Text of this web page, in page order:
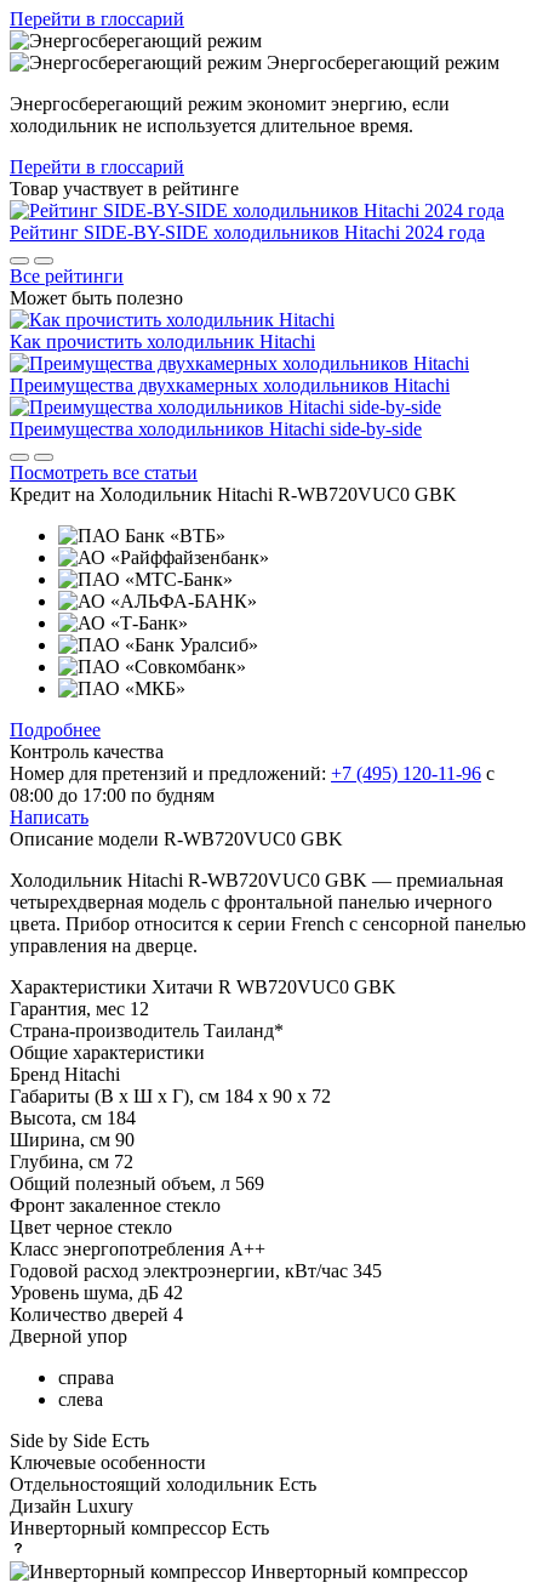
Перейти в глоссарий
Энергосберегающий режим
Энергосберегающий режим экономит энергию, если
холодильник не используется длительное время.
Перейти в глоссарий
Товар участвует в рейтинге
Рейтинг SIDE-BY-SIDE холодильников Hitachi 2024 года
Все рейтинги
Может быть полезно
Как прочистить холодильник Hitachi
Преимущества двухкамерных холодильников Hitachi
Преимущества холодильников Hitachi side-by-side
Посмотреть все статьи
Кредит на Холодильник Hitachi R-WB720VUC0 GBK
Подробнее
Контроль качества
Номер для претензий и предложений: +7 (495) 120-11-96 с
08:00 до 17:00 по будням
Написать
Описание модели R-WB720VUC0 GBK
Холодильник Hitachi R-WB720VUC0 GBK — премиальная
четырехдверная модель с фронтальной панелью ичерного
цвета. Прибор относится к серии French с сенсорной панелью
управления на дверце.
Характеристики Хитачи R WB720VUC0 GBK
Гарантия, мес 12
Страна-производитель Таиланд*
Общие характеристики
Бренд Hitachi
Габариты (В х Ш х Г), см 184 х 90 х 72
Высота, см 184
Ширина, см 90
Глубина, см 72
Общий полезный объем, л 569
Фронт закаленное стекло
Цвет черное стекло
Класс энергопотребления A++
Годовой расход электроэнергии, кВт/час 345
Уровень шума, дБ 42
Количество дверей 4
Дверной упор
справа
слева
Side by Side Есть
Ключевые особенности
Отдельностоящий холодильник Есть
Дизайн Luxury
Инверторный компрессор Есть
Инверторный компрессор